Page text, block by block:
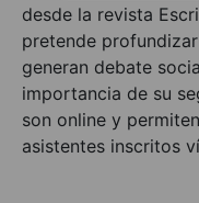
desde la revista
pretende
generan debate
importancia de su
son online y
asistentes inscritos